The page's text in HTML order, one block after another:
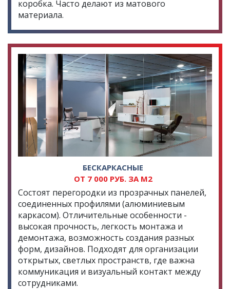
коробка. Часто делают из матового
материала.
БЕСКАРКАСНЫЕ
ОТ 7 000 РУБ. ЗА М2
Состоят перегородки из прозрачных панелей,
соединенных профилями (алюминиевым
каркасом). Отличительные особенности -
высокая прочность, легкость монтажа и
демонтажа, возможность создания разных
форм, дизайнов. Подходят для организации
открытых, светлых пространств, где важна
коммуникация и визуальный контакт между
сотрудниками.